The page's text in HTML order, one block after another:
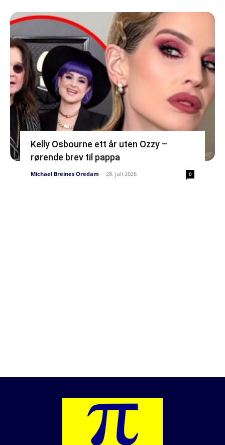
Kelly Osbourne ett år uten Ozzy –
rørende brev til pappa
Michael Breines Oredam - 28. juli 2026 0